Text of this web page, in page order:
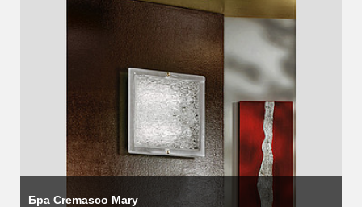
Бра Cremasco Mary